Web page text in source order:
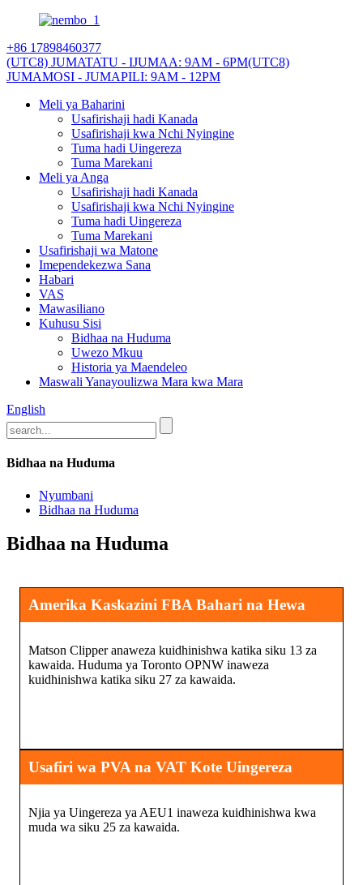
+86 17898460377
(UTC8) JUMATATU - IJUMAA: 9AM - 6PM(UTC8)
JUMAMOSI - JUMAPILI: 9AM - 12PM
Meli ya Baharini
Usafirishaji hadi Kanada
Usafirishaji kwa Nchi Nyingine
Tuma hadi Uingereza
Tuma Marekani
Meli ya Anga
Usafirishaji hadi Kanada
Usafirishaji kwa Nchi Nyingine
Tuma hadi Uingereza
Tuma Marekani
Usafirishaji wa Matone
Imependekezwa Sana
Habari
VAS
Mawasiliano
Kuhusu Sisi
Bidhaa na Huduma
Uwezo Mkuu
Historia ya Maendeleo
Maswali Yanayoulizwa Mara kwa Mara
English
Bidhaa na Huduma
Nyumbani
Bidhaa na Huduma
Bidhaa na Huduma
Amerika Kaskazini FBA Bahari na Hewa
Matson Clipper anaweza kuidhinishwa katika siku 13 za
kawaida. Huduma ya Toronto OPNW inaweza
kuidhinishwa katika siku 27 za kawaida.
Usafiri wa PVA na VAT Kote Uingereza
Njia ya Uingereza ya AEU1 inaweza kuidhinishwa kwa
muda wa siku 25 za kawaida.